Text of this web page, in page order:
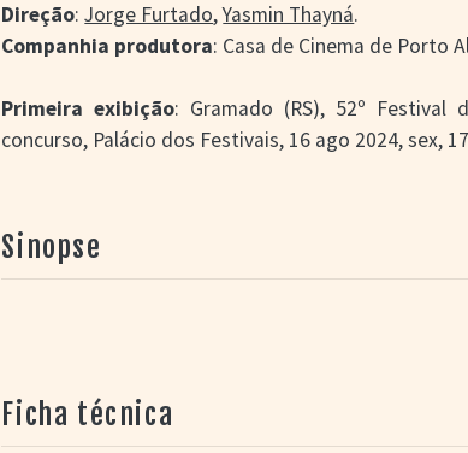
Direção:Jorge Furtado,Yasmin Thayná.
Companhia produtora: Casa de Cinema de Porto
Primeira exibição: Gramado (RS), 52º Festival
concurso, Palácio dos Festivais, 16 ago 2024, sex,
Sinopse
Ficha técnica